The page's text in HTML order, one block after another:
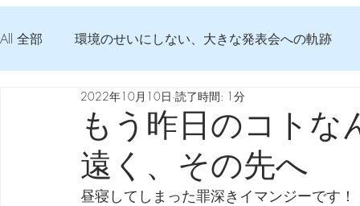
All 全部 環境のせいにしない、大きな発表会への軌跡
弦交換の記録 DTM 始める 知っておきたいコト
Imanjy Studio 使われているモノ 食べんじーの美味
もう昨日のコト
遠く、その先へ
2022年10月10日 読了時間: 1分
昼寝してしまった罪深きイマンジーです！